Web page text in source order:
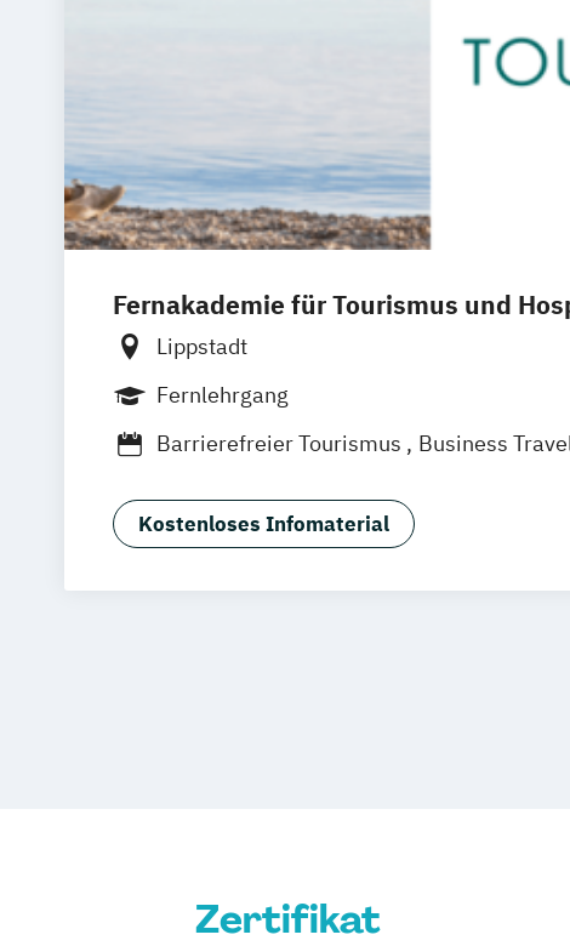
Fernakademie für Tourismus und
Lippstadt
Fernlehrgang
Barrierefreier Tourismus
Business
Kreatives Eventmanagement
Krisen- und Beschwerdemanagement
Kostenloses Infomaterial
Zertifikat